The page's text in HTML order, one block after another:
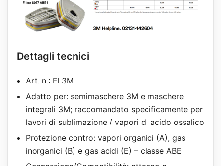
Dettagli tecnici
Art. n.: FL3M
Adatto per: semimaschere 3M e maschere
integrali 3M; raccomandato specificamente per
lavori di sublimazione / vapori di acido ossalico
Protezione contro: vapori organici (A), gas
inorganici (B) e gas acidi (E) – classe ABE